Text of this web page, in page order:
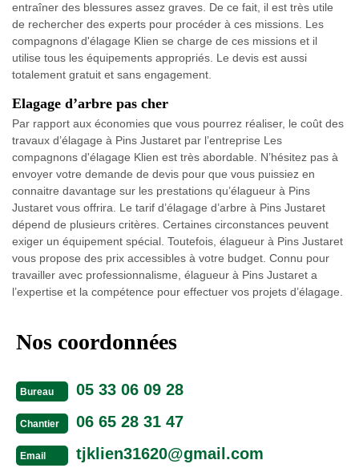
entraîner des blessures assez graves. De ce fait, il est très utile
de rechercher des experts pour procéder à ces missions. Les
compagnons d'élagage Klien se charge de ces missions et il
utilise tous les équipements appropriés. Le devis est aussi
totalement gratuit et sans engagement.
Elagage d’arbre pas cher
Par rapport aux économies que vous pourrez réaliser, le coût des
travaux d’élagage à Pins Justaret par l’entreprise Les
compagnons d'élagage Klien est très abordable. N’hésitez pas à
envoyer votre demande de devis pour que vous puissiez en
connaitre davantage sur les prestations qu’élagueur à Pins
Justaret vous offrira. Le tarif d’élagage d’arbre à Pins Justaret
dépend de plusieurs critères. Certaines circonstances peuvent
exiger un équipement spécial. Toutefois, élagueur à Pins Justaret
vous propose des prix accessibles à votre budget. Connu pour
travailler avec professionnalisme, élagueur à Pins Justaret a
l’expertise et la compétence pour effectuer vos projets d’élagage.
Nos coordonnées
Bureau 05 33 06 09 28
Chantier 06 65 28 31 47
Email tjklien31620@gmail.com